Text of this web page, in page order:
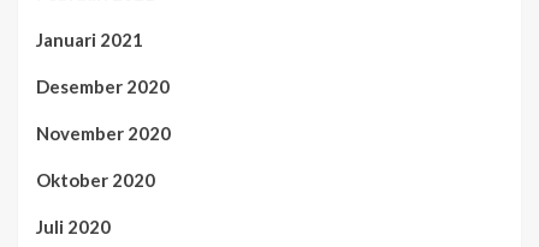
Januari 2021
Desember 2020
November 2020
Oktober 2020
Juli 2020